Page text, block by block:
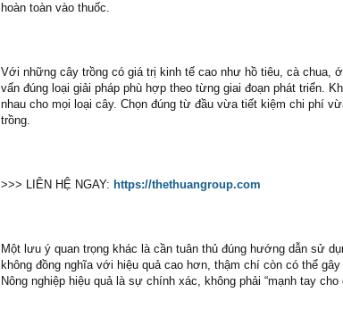
hoàn toàn vào thuốc.
Với những cây trồng có giá trị kinh tế cao như hồ tiêu, cà chua,
vấn đúng loại giải pháp phù hợp theo từng giai đoạn phát triển.
nhau cho mọi loại cây. Chọn đúng từ đầu vừa tiết kiệm chi phí
trồng.
>>> LIÊN HỆ NGAY: https://thethuangroup.com
Một lưu ý quan trọng khác là cần tuân thủ đúng hướng dẫn sử
không đồng nghĩa với hiệu quả cao hơn, thậm chí còn có thể
Nông nghiệp hiệu quả là sự chính xác, không phải “mạnh tay cho